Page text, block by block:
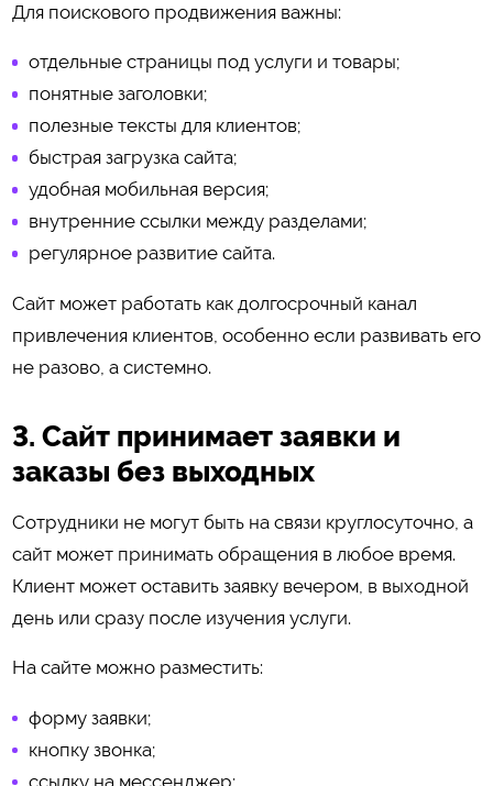
Для поискового продвижения важны:
отдельные страницы под услуги и товары;
понятные заголовки;
полезные тексты для клиентов;
быстрая загрузка сайта;
удобная мобильная версия;
внутренние ссылки между разделами;
регулярное развитие сайта.
Сайт может работать как долгосрочный канал
привлечения клиентов, особенно если развивать его
не разово, а системно.
3. Сайт принимает заявки и
заказы без выходных
Сотрудники не могут быть на связи круглосуточно, а
сайт может принимать обращения в любое время.
Клиент может оставить заявку вечером, в выходной
день или сразу после изучения услуги.
На сайте можно разместить:
форму заявки;
кнопку звонка;
ссылку на мессенджер;